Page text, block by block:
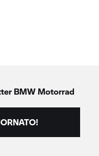
BMW Motorrad